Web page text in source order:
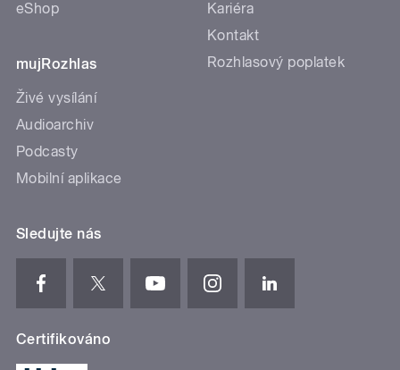
eShop
mujRozhlas
Živé vysílání
Audioarchiv
Podcasty
Mobilní aplikace
Kariéra
Kontakt
Rozhlasový poplatek
Sledujte nás
Certifikováno